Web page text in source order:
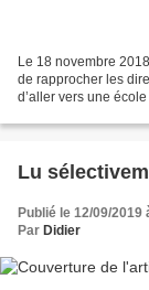
Le 18 novembre
de rapprocher les
d’aller vers une
Lu
Publié le 12/09/2019
Par Didier